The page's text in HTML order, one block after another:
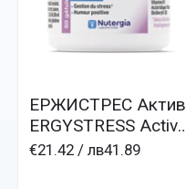
ЕРЖИСТРЕС Актив
ERGYSTRESS Activ
стрес, безсъние,
€21.42 / лв41.89